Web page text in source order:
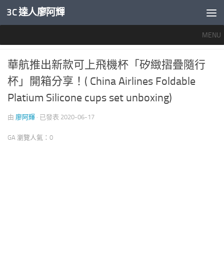
內文下方
3C 達人廖阿輝
MENU
0
華航推出新款可上飛機杯「矽緻摺疊隨行
杯」開箱分享！( China Airlines Foldable
Platium Silicone cups set unboxing)
由 廖阿輝 · 已發表 2020-06-17
GA 瀏覽人氣：0